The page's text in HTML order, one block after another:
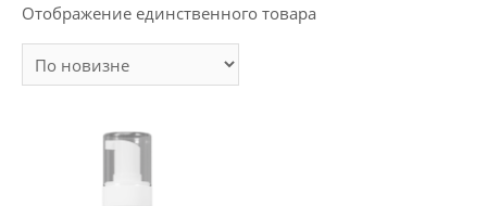
Отображение единственного товара